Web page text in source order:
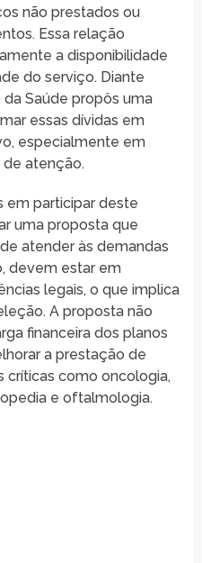
não prestados ou
Essa relação
a disponibilidade
do serviço. Diante
Saúde propôs uma
essas dívidas em
especialmente em
de atenção.
em participar deste
uma proposta que
atender às demandas
devem estar em
legais, o que implica
A proposta não
financeira dos planos
a prestação de
críticas como oncologia,
e oftalmologia.